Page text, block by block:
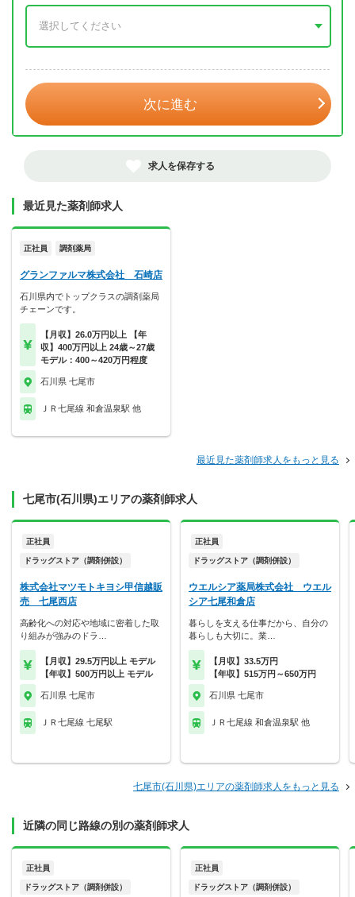
次に進む
求人を保存する
最近見た薬剤師求人
正社員 調剤薬局
グランファルマ株式会社 石崎店
石川県内でトップクラスの調剤薬局
チェーンです。
【月収】26.0万円以上 【年
収】400万円以上 24歳～27歳
モデル：400～420万円程度
石川県 七尾市
ＪＲ七尾線 和倉温泉駅 他
最近見た薬剤師求人をもっと見る
七尾市(石川県)エリアの薬剤師求人
正社員
ドラッグストア（調剤併設）
株式会社マツモトキヨシ甲信越販
売 七尾西店
高齢化への対応や地域に密着した取
り組みが強みのドラ…
【月収】29.5万円以上 モデル
【年収】500万円以上 モデル
石川県 七尾市
ＪＲ七尾線 七尾駅
正社員
ドラッグストア（調剤併設）
ウエルシア薬局株式会社 ウエル
シア七尾和倉店
暮らしを支える仕事だから、自分の
暮らしも大切に。業…
【月収】33.5万円
【年収】515万円～650万円
石川県 七尾市
ＪＲ七尾線 和倉温泉駅 他
七尾市(石川県)エリアの薬剤師求人をもっと見る
近隣の同じ路線の別の薬剤師求人
正社員
ドラッグストア（調剤併設）
正社員
ドラッグストア（調剤併設）